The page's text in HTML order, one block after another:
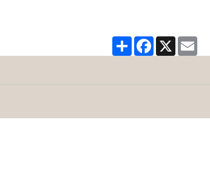
PartagerFacebook
X